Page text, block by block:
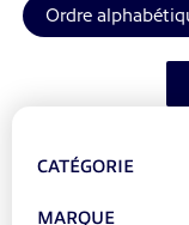
CATÉGORIE
MARQUE